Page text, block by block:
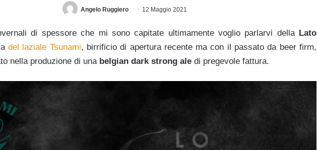
Angelo Ruggiero 12 Maggio 2021
di spessore che mi sono capitate ultimamente voglio parlarvi della Lato
del laziale Tsunami, birrificio di apertura recente ma con il passato da beer firm,
nella produzione di unabelgian dark strong ale di pregevole fattura.